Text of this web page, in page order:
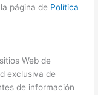
página de Política
Web de
exclusiva de
de información